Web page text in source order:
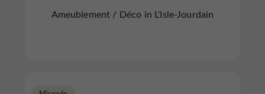
Ameublement / Déco in L'Isle-Jourdain